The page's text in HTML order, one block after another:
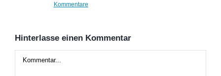
Kommentare
Hinterlasse einen Kommentar